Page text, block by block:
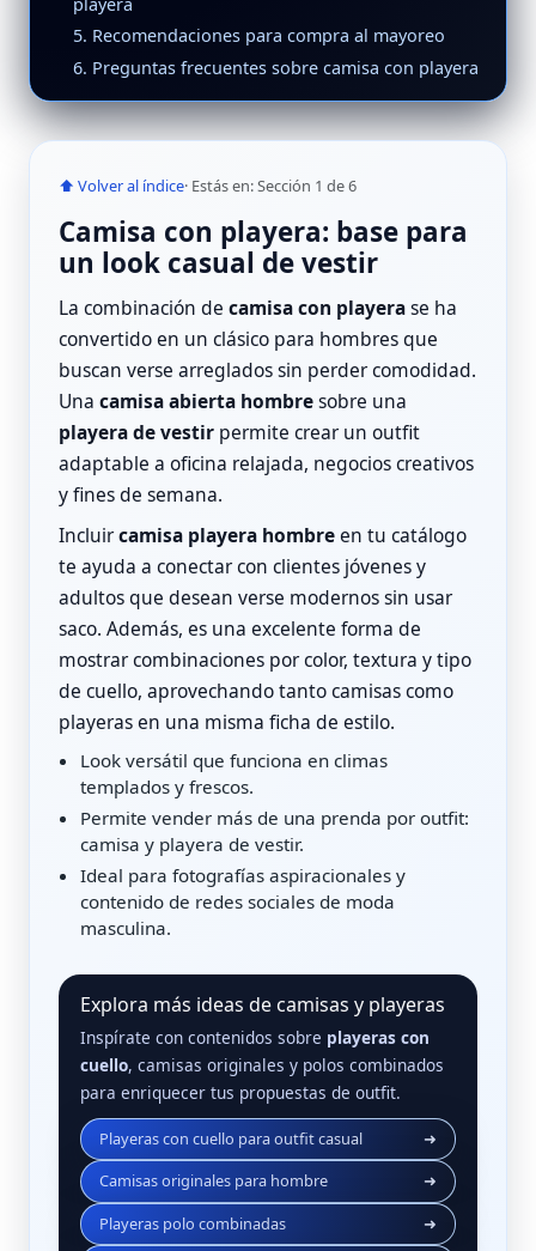
5. Recomendaciones para compra al mayoreo
6. Preguntas frecuentes sobre camisa con playera
⬆ Volver al índice· Estás en: Sección 1 de 6
Camisa con playera: base para
un look casual de vestir
La combinación de camisa con playerase ha
convertido en un clásico para hombres que
buscan verse arreglados sin perder comodidad.
Una camisa abierta hombresobre una
playera de vestir permite crear un outfit
adaptable a oficina relajada, negocios creativos
y fines de semana.
Incluircamisa playera hombreen tu catálogo
te ayuda a conectar con clientes jóvenes y
adultos que desean verse modernos sin usar
saco. Además, es una excelente forma de
mostrar combinaciones por color, textura y tipo
de cuello, aprovechando tanto camisas como
playeras en una misma ficha de estilo.
Look versátil que funciona en climas
templados y frescos.
Permite vender más de una prenda por outfit:
camisa y playera de vestir.
Ideal para fotografías aspiracionales y
contenido de redes sociales de moda
masculina.
Explora más ideas de camisas y playeras
Inspírate con contenidos sobre playeras con
cuello, camisas originales y polos combinados
para enriquecer tus propuestas de outfit.
Playeras con cuello para outfit casual
➜
Camisas originales para hombre
➜
Playeras polo combinadas
➜